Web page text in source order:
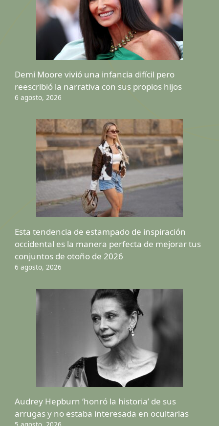
Demi Moore vivió una infancia difícil pero
reescribió la narrativa con sus propios hijos
6 agosto, 2026
Esta tendencia de estampado de inspiración
occidental es la manera perfecta de mejorar tus
conjuntos de otoño de 2026
6 agosto, 2026
Audrey Hepburn ‘honró la historia’ de sus
arrugas y no estaba interesada en ocultarlas